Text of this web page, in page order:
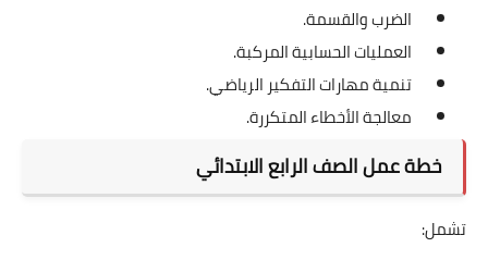
الضرب والقسمة.
العمليات الحسابية المركبة.
تنمية مهارات التفكير الرياضي.
معالجة الأخطاء المتكررة.
خطة عمل الصف الرابع الابتدائي
تشمل: